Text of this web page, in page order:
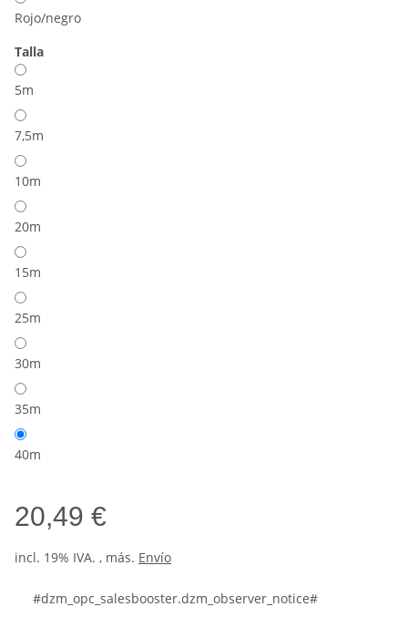
Rojo/negro
Talla
5m
7,5m
10m
20m
15m
25m
30m
35m
40m
20,49 €
incl. 19% IVA. , más. Envío
#dzm_opc_salesbooster.dzm_observer_notice#